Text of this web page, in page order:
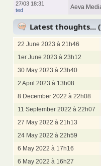
27/03 18:31
ted
Aeva
Latest thoughts... (
22 June 2023 à 21h46
1er June 2023 à 23h12
30 May 2023 à 23h40
2 April 2023 à 13h08
8 December 2022 à 22h08
11 September 2022 à 22h07
27 May 2022 à 21h13
24 May 2022 à 22h59
6 May 2022 à 17h16
6 May 2022 à 16h27